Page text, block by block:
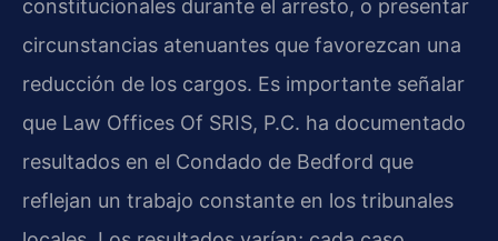
constitucionales durante el arresto, o presentar
circunstancias atenuantes que favorezcan una
reducción de los cargos. Es importante señalar
que Law Offices Of SRIS, P.C. ha documentado
resultados en el Condado de Bedford que
reflejan un trabajo constante en los tribunales